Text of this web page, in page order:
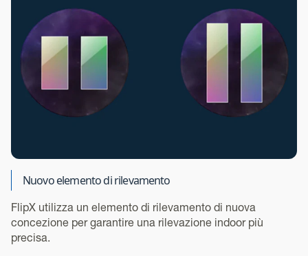
Nuovo elemento di rilevamento
FlipX utilizza un elemento di rilevamento di nuova
concezione per garantire una rilevazione indoor più
precisa.